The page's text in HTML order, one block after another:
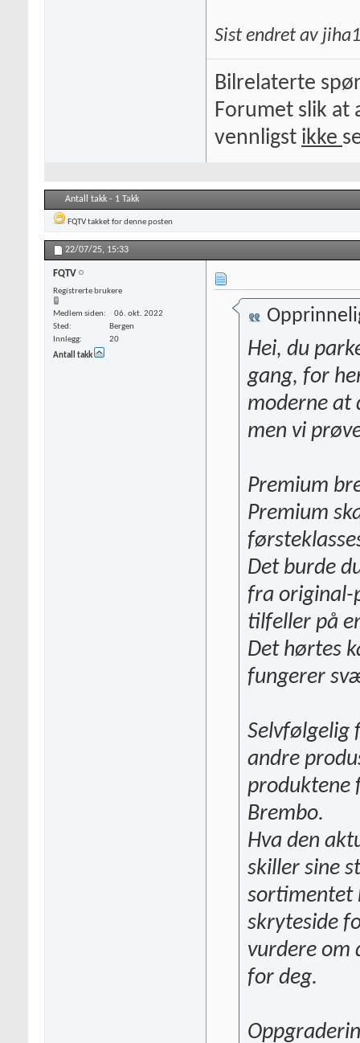
Sist endret av
Bilrelaterte
Forumet slik at
vennligst ikke
Antall takk - 1 Takk
FQTVtakket for denne posten
22/07/25, 15:33
FQTV
Registrerte brukere
Medlem siden
06. okt. 2022
Sted
Bergen
Innlegg
20
Antall takk
Hei, du
gang, for
moderne at
men vi
Premium
Premium
Det burde
fra original-
tilfeller på
Det hørtes
fungerer
Selvfølgelig
andre
produktene
Brembo.
Hva den
skiller sine
sortimentet
skryteside
vurdere om
for deg.